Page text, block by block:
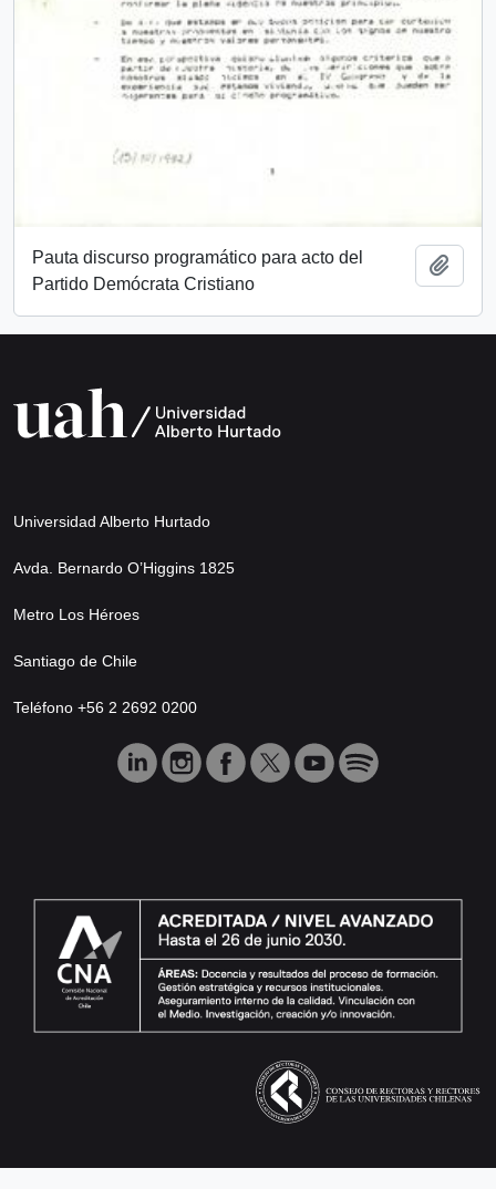
Pauta discurso programático para acto del
Partido Demócrata Cristiano
Universidad Alberto Hurtado
Avda. Bernardo O’Higgins 1825
Metro Los Héroes
Santiago de Chile
Teléfono +56 2 2692 0200